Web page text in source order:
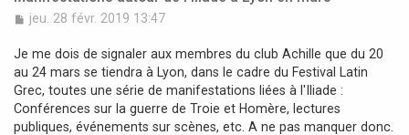
M
s
a
g
e
jeu. 28 févr. 2019 13:47
Je me dois de signaler aux membres du club Achille que du 20
au 24 mars se tiendra à Lyon, dans le cadre du Festival Latin
Grec, toutes une série de manifestations liées à l'Iliade :
Conférences sur la guerre de Troie et Homère, lectures
publiques, événements sur scènes, etc. A ne pas manquer donc.